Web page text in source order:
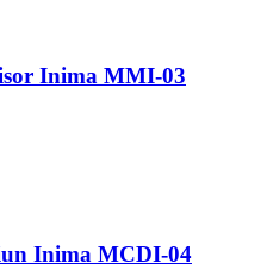
Inima MMI-03
Inima MCDI-04